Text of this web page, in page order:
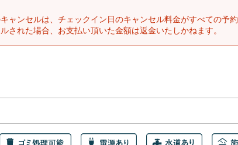
ャンセルは、チェックイン日のキャンセル料金がすべての予約
された場合、お支払い頂いた金額は返金いたしかねます。